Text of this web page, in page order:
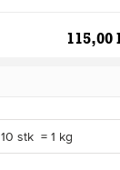
115,00
10 stk = 1 kg